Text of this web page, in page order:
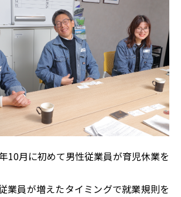
10月に初めて男性従業員が育児休業を
業員が増えたタイミングで就業規則を